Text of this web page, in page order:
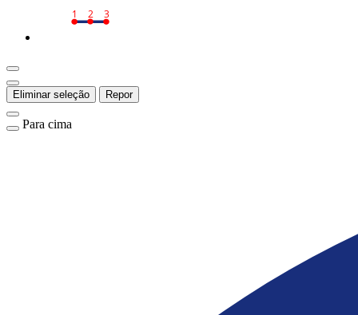
1 2 3
Eliminar seleção Repor
Para cima